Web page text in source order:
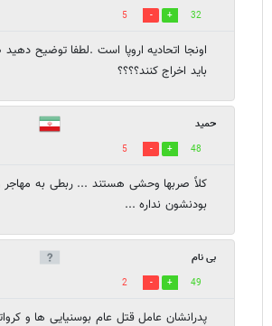
32
5
اونجا اتحادیه اروپا است .لطفا توضیح دهید
باید اخراج کنند؟؟؟؟
حمید
48
5
کلاً صربها وحشی هستند ... ربطی به مهاجر
بودنشون نداره ...
بی نام
49
2
پدرانشان عامل قتل عام بوسنیایی ها و